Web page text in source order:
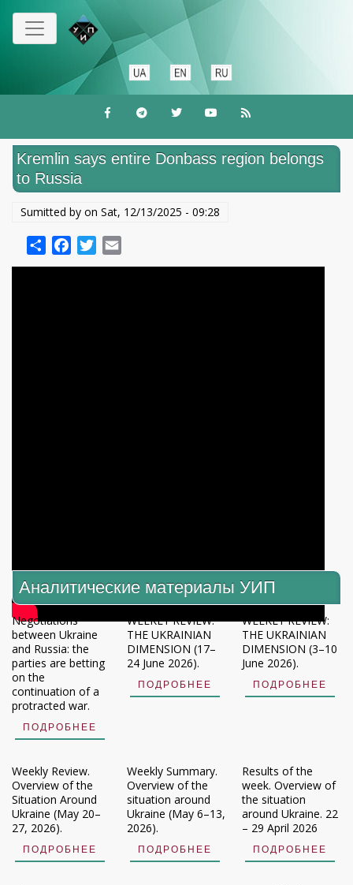
Skip
main
Kremlin says entire Donbass region belongs
to Russia
Sumitted by on Sat, 12/13/2025 - 09:28
ShareFacebookTwitter
Аналитические материалы УИП
Negotiations
between Ukraine
and Russia: the
parties are betting
on the
continuation of a
protracted war.
ПОДРОБНЕЕ
WEEKLY REVIEW:
THE UKRAINIAN
DIMENSION (17–
24 June 2026).
ПОДРОБНЕЕ
WEEKLY REVIEW:
THE UKRAINIAN
DIMENSION (3–10
June 2026).
ПОДРОБНЕЕ
Weekly Review.
Overview of the
Situation Around
Ukraine (May 20–
27, 2026).
ПОДРОБНЕЕ
Weekly Summary.
Overview of the
situation around
Ukraine (May 6–13,
2026).
ПОДРОБНЕЕ
Results of the
week. Overview of
the situation
around Ukraine. 22
– 29 April 2026
ПОДРОБНЕЕ